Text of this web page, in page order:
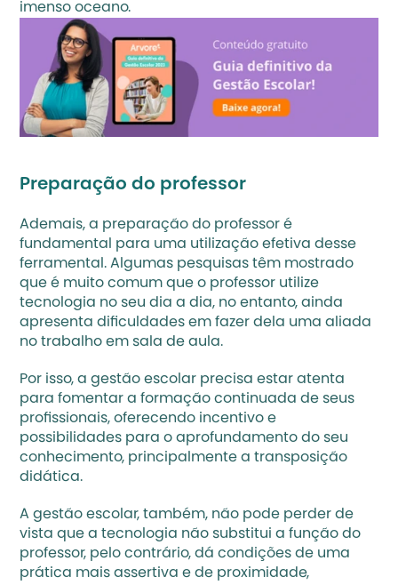
imenso oceano.
Preparação do professor
Ademais, a preparação do professor é
fundamental para uma utilização efetiva desse
ferramental. Algumas pesquisas têm mostrado
que é muito comum que o professor utilize
tecnologia no seu dia a dia, no entanto, ainda
apresenta dificuldades em fazer dela uma aliada
no trabalho em sala de aula.
Por isso, a gestão escolar precisa estar atenta
para fomentar a formação continuada de seus
profissionais, oferecendo incentivo e
possibilidades para o aprofundamento do seu
conhecimento, principalmente a transposição
didática.
A gestão escolar, também, não pode perder de
vista que a tecnologia não substitui a função do
professor, pelo contrário, dá condições de uma
prática mais assertiva e de proximidade,